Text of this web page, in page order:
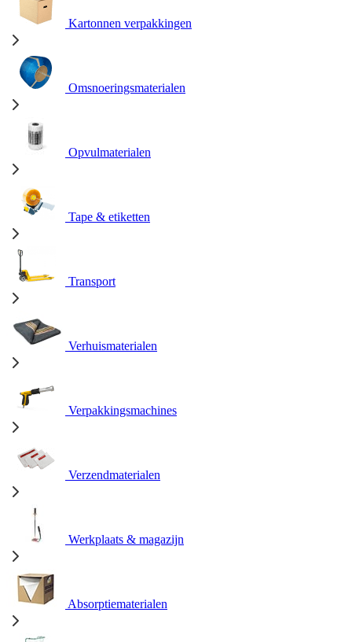
Kartonnen verpakkingen
Omsnoeringsmaterialen
Opvulmaterialen
Tape & etiketten
Transport
Verhuismaterialen
Verpakkingsmachines
Verzendmaterialen
Werkplaats & magazijn
Absorptiematerialen